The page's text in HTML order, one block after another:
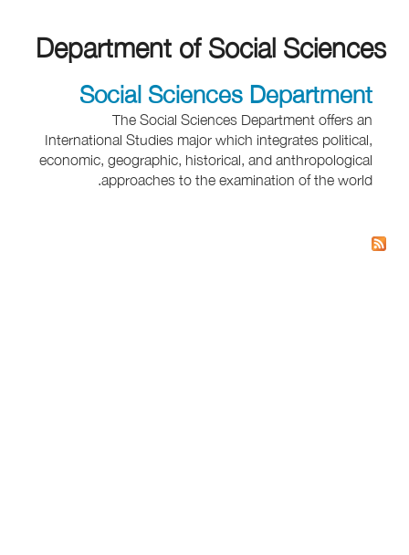
Department of Social Sciences
Social Sciences Department
The Social Sciences Department offers an
International Studies major which integrates political,
economic, geographic, historical, and anthropological
approaches to the examination of the world.